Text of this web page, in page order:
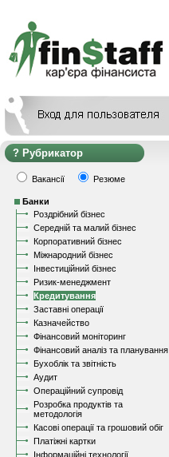
Рубрикатор
Вакансії Резюме
Банки
Роздрібний бізнес
Середній та малий бізнес
Корпоративний бізнес
Міжнародний бізнес
Інвестиційний бізнес
Ризик-менеджмент
Кредитування
Заставні операції
Казначейство
Фінансовий моніторинг
Фінансовий аналіз та планування
Бухоблік та звітність
Аудит
Операційний супровід
Розробка продуктів та
методологія
Касові операції та грошовий обіг
Платіжні картки
Інформаційні технології